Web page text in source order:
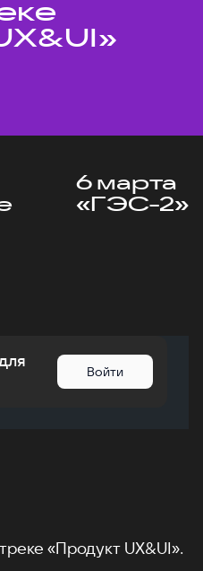
6 марта
«ГЭС-2»
Войти
«Продукт UX&UI».